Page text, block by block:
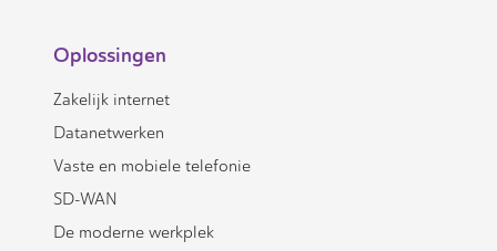
Oplossingen
Zakelijk internet
Datanetwerken
Vaste en mobiele telefonie
SD-WAN
De moderne werkplek